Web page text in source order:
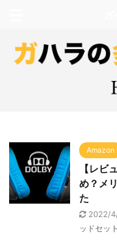
Amazon
【レビ
め？メ
た
2022/
ッドセット